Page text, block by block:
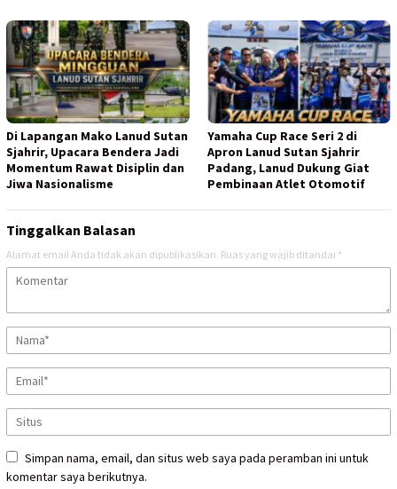
Di Lapangan Mako Lanud Sutan
Sjahrir, Upacara Bendera Jadi
Momentum Rawat Disiplin dan
Jiwa Nasionalisme
Yamaha Cup Race Seri 2 di
Apron Lanud Sutan Sjahrir
Padang, Lanud Dukung Giat
Pembinaan Atlet Otomotif
Tinggalkan Balasan
Alamat email Anda tidak akan dipublikasikan. Ruas yang wajib ditandai *
Simpan nama, email, dan situs web saya pada peramban ini untuk
komentar saya berikutnya.